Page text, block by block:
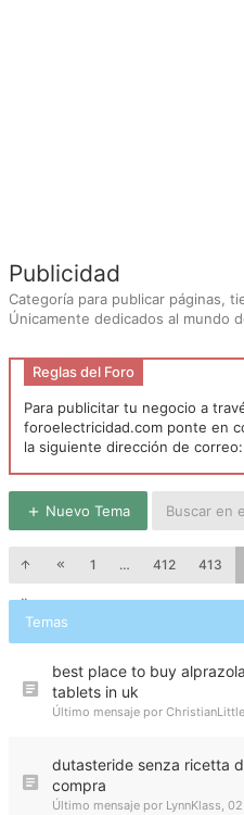
Publicidad
Categoría para publicar páginas,
Únicamente dedicados al mundo
Reglas del Foro
Para publicitar tu negocio a
foroelectricidad.com ponte en
la siguiente dirección de correo:
Nuevo Tema
1 … 412 413
Temas
best place to buy
tablets in uk
Último mensaje por
dutasteride senza ricetta
compra
Último mensaje por LynnKlass,